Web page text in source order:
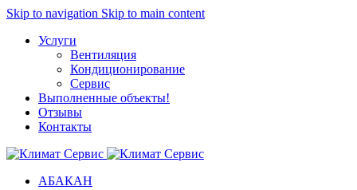
Skip to navigation Skip to main content
Услуги
Вентиляция
Кондиционирование
Сервис
Выполненные объекты!
Отзывы
Контакты
АБАКАН